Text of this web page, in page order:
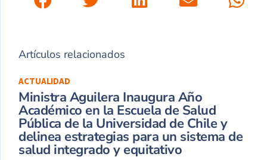
Artículos relacionados
ACTUALIDAD
Ministra Aguilera Inaugura Año
Académico en la Escuela de Salud
Pública de la Universidad de Chile y
delinea estrategias para un sistema de
salud integrado y equitativo